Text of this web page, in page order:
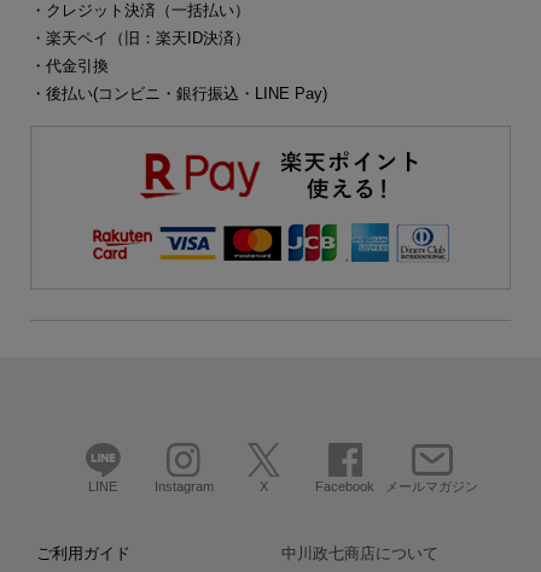
・クレジット決済（一括払い）
・楽天ペイ（旧：楽天ID決済）
・代金引換
・後払い(コンビニ・銀行振込・LINE Pay)
LINE Instagram X Facebook メールマガジン
ご利用ガイド 中川政七商店について